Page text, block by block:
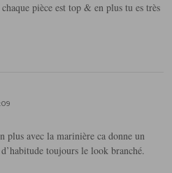
pièce est top & en plus tu es très
plus avec la marinière ca donne un
toujours le look branché.